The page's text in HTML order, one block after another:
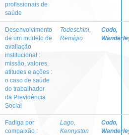
profissionais de
saúde
Desenvolvimento
de um modelo de
avaliação
institucional :
missão, valores,
atitudes e ações :
o caso de saúde
do trabalhador
da Previdência
Social
Todeschini,
Remígio
Codo,
Fadiga por
compaixão :
Lago,
Kennyston
Codo,